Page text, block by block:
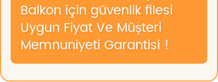
Balkon için güvenlik filesi
Uygun Fiyat Ve Müşteri
Memnuniyeti Garantisi !